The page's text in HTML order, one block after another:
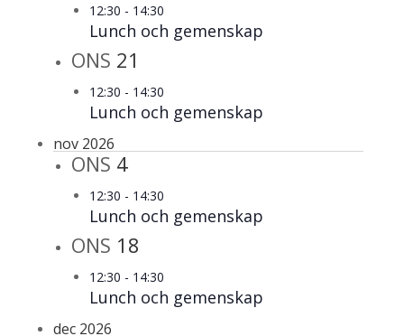
12:30 - 14:30
Lunch och gemenskap
ONS 21
12:30 - 14:30
Lunch och gemenskap
nov 2026
ONS 4
12:30 - 14:30
Lunch och gemenskap
ONS 18
12:30 - 14:30
Lunch och gemenskap
dec 2026